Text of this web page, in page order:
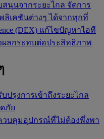
สนุนจากระยะไกล จัดการ
เคชันต่างๆ ได้จากทุกที่
(DEX) แก้ไขปัญหาไอที
ผลกระทบต่อประสิทธิภาพ
บปรุงการเข้าถึงระยะไกล
ภัย
วบคุมอุปกรณ์ที่ไม่ต้องพึ่งพา